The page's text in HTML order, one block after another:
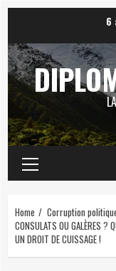
content
6
Primary
Menu
Home
Corruption
CONSULATS OU GALÈRES ?
UN DROIT DE CUISSAGE !